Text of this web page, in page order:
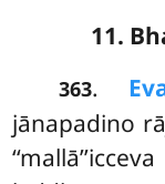
11.
363.
jānapadino